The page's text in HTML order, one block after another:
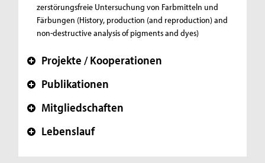
zerstörungsfreie Untersuchung von Farbmitteln und
Färbungen (History, production (and reproduction) and
non-destructive analysis of pigments and dyes)
+ Projekte / Kooperationen
+ Publikationen
+ Mitgliedschaften
+ Lebenslauf